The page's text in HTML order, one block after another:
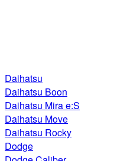
Daihatsu
Daihatsu Boon
Daihatsu Mira e:S
Daihatsu Move
Daihatsu Rocky
Dodge